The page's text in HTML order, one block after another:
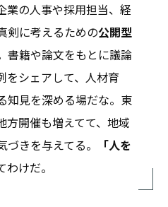
業の人事や採用担当、経
剣に考えるための公開型
書籍や論文をもとに議論
をシェアして、人材育
知見を深める場だな。東
方開催も増えてて、地域
きを与えてる。
「人を
わけだ。